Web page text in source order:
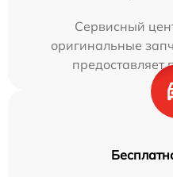
Сервисный
оригинальные
предоставляет